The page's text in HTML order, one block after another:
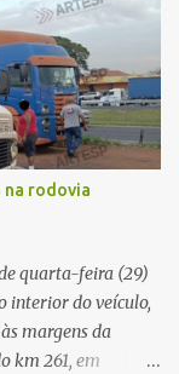
na rodovia
quarta-feira (29)
interior do veículo,
margens da
km 261, em